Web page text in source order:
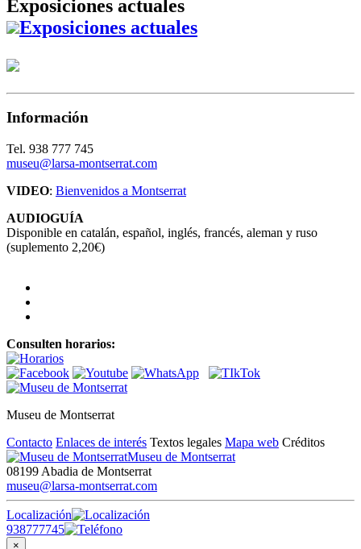
Exposiciones actuales
Exposiciones actuales
Información
Tel. 938 777 745
museu@larsa-montserrat.com
VIDEO: Bienvenidos a Montserrat
AUDIOGUÍA
Disponible en catalán, español, inglés, francés, aleman y ruso
(suplemento 2,20€)
Consulten horarios:
Museu de Montserrat
Contacto Enlaces de interés Textos legales Mapa web Créditos
Museu de Montserrat
08199 Abadia de Montserrat
museu@larsa-montserrat.com
Localización
938777745
×